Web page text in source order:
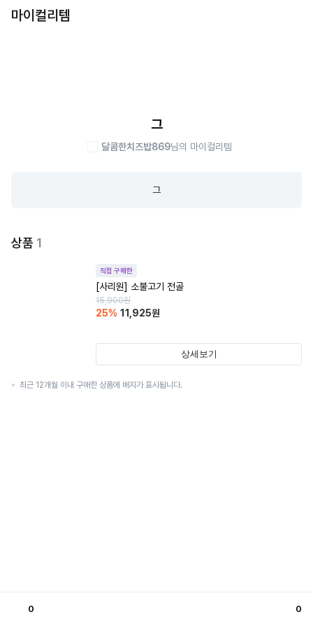
마이컬리템
그
달콤한치즈밥869님의 마이컬리템
그
상품 1
직접 구매한
[사리원] 소불고기 전골
15,900원
25% 11,925원
상세보기
최근 12개월 이내 구매한 상품에 배지가 표시됩니다.
0 0